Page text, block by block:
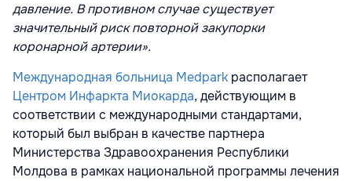
давление. В противном случае существует
значительный риск повторной закупорки
коронарной артерии».
Международная больница Medpark располагает
Центром Инфаркта Миокарда, действующим в
соответствии с международными стандартами,
который был выбран в качестве партнера
Министерства Здравоохранения Республики
Молдова в рамках национальной программы лечения